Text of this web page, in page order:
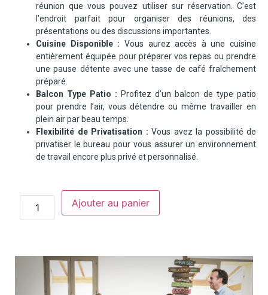
réunion que vous pouvez utiliser sur réservation. C’est
l’endroit parfait pour organiser des réunions, des
présentations ou des discussions importantes.
Cuisine Disponible : Vous aurez accès à une cuisine
entièrement équipée pour préparer vos repas ou prendre
une pause détente avec une tasse de café fraîchement
préparé.
Balcon Type Patio : Profitez d’un balcon de type patio
pour prendre l’air, vous détendre ou même travailler en
plein air par beau temps.
Flexibilité de Privatisation : Vous avez la possibilité de
privatiser le bureau pour vous assurer un environnement
de travail encore plus privé et personnalisé.
Ajouter au panier